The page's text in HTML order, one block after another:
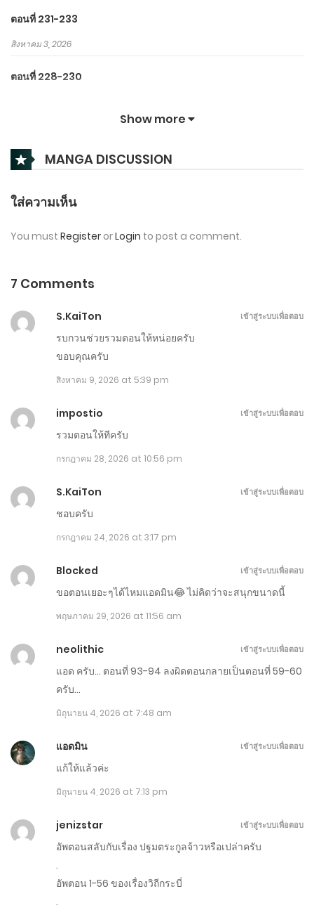
ตอนที่ 231-233
สิงหาคม 3, 2026
ตอนที่ 228-230
สิงหาคม 1, 2026
ตอนที่ 222-224
ตอนที่ 211-220
กรกฎาคม 27, 2026
ตอนที่ 191-200
กรกฎาคม 17, 2026
ตอนที่ 171-180
กรกฎาคม 14, 2026
ตอนที่ 161-170
กรกฎาคม 9, 2026
ตอนที่ 151-160
กรกฎาคม 5, 2026
ตอนที่ 102-150
ตอนที่ 1-101
พฤษภาคม 17, 2026
Show more
MANGA DISCUSSION
ใส่ความเห็น
You must Register orLogin to post a comment.
7 Comments
S.KaiTon
รบกวนช่วยรวมตอนให้หน่อยครับ
ขอบคุณครับ
สิงหาคม 9, 2026 at 5:39 pm
เข้าสู่ระบบเพื่อตอบ
impostio
รวมตอนให้ทีครับ
กรกฎาคม 28, 2026 at 10:56 pm
เข้าสู่ระบบเพื่อตอบ
S.KaiTon
ชอบครับ
กรกฎาคม 24, 2026 at 3:17 pm
เข้าสู่ระบบเพื่อตอบ
Blocked
ขอตอนเยอะๆได้ไหมแอดมิน😂 ไม่คิดว่าจะสนุกขนาดนี้
พฤษภาคม 29, 2026 at 11:56 am
เข้าสู่ระบบเพื่อตอบ
neolithic
แอด ครับ… ตอนที่ 93-94 ลงผิดตอนกลายเป็นตอนที่ 59-60
ครับ…
มิถุนายน 4, 2026 at 7:48 am
เข้าสู่ระบบเพื่อตอบ
แอดมิน
แก้ให้แล้วค่ะ
มิถุนายน 4, 2026 at 7:13 pm
เข้าสู่ระบบเพื่อตอบ
jenizstar
อัพตอนสลับกับเรื่อง ปฐมตระกูลจ้าวหรือเปล่าครับ
.
อัพตอน 1-56 ของเรื่องวิถีกระบี่
.
เข้าสู่ระบบเพื่อตอบ